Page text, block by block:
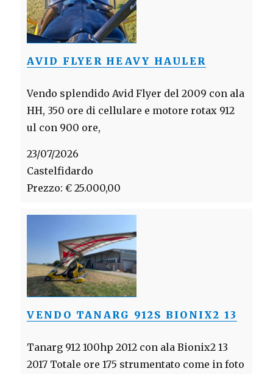
AVID FLYER HEAVY HAULER
Vendo splendido Avid Flyer del 2009 con ala
HH, 350 ore di cellulare e motore rotax 912
ul con 900 ore,
23/07/2026
Castelfidardo
Prezzo: € 25.000,00
VENDO TANARG 912S BIONIX2 13
Tanarg 912 100hp 2012 con ala Bionix2 13
2017 Totale ore 175 strumentato come in foto